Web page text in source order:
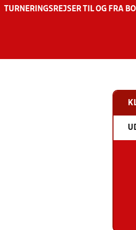
TURNERINGSREJSER TIL OG FRA